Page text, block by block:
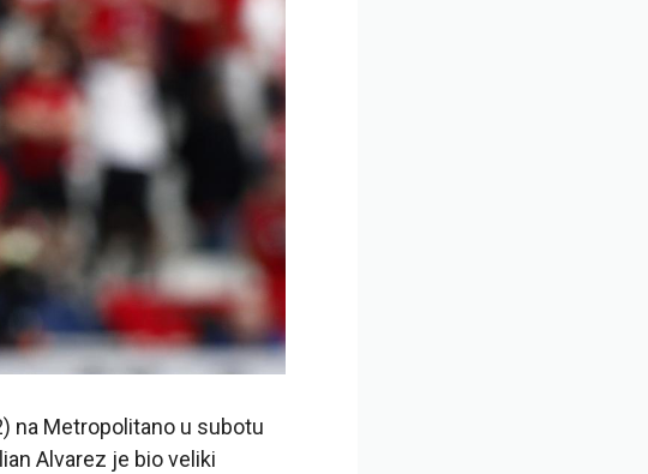
na Metropolitano u subotu
Alvarez je bio veliki